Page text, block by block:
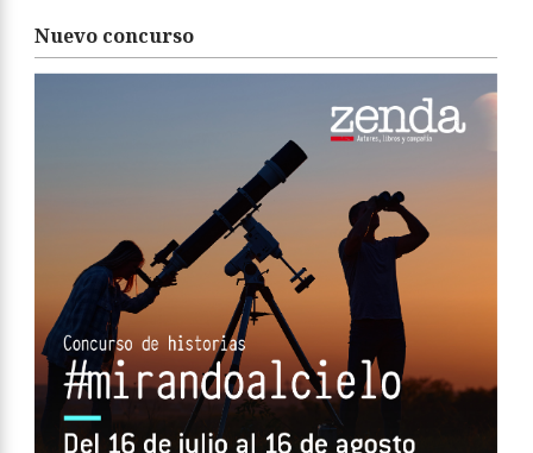
Nuevo concurso